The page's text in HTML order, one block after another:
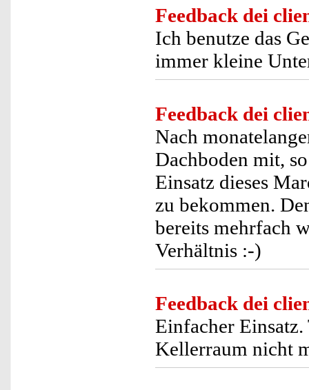
Feedback dei
Ich benutze das
immer kleine
Feedback dei
Nach
Dachboden mit,
Einsatz dieses
zu bekommen.
bereits mehrfach
Verhältnis :-)
Feedback dei
Einfacher
Kellerraum nicht